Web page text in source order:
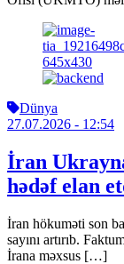
Dünya
27.07.2026 - 12:54
İran
hədəf elan
İran hökuməti son
sayını artırıb.
İrana məxsus […]